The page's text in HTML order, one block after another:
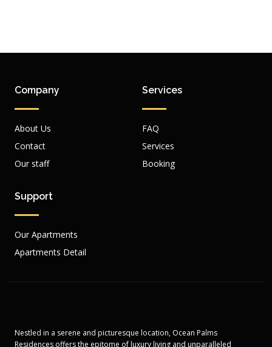
Company
About Us
Contact
Our staff
Services
FAQ
Services
Booking
Support
Our Apartments
Apartments Detail
Nestled in a serene and picturesque location, Ocean Palms
Residences offers the epitome of luxury living and unparalleled